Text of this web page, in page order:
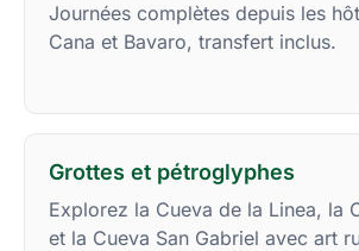
Journées complètes depuis les
Cana et Bavaro, transfert inclus.
Grottes et pétroglyphes
Explorez la Cueva de la Linea, la
et la Cueva San Gabriel avec art